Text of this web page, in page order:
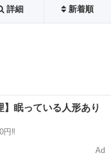
詳細 新着順
】眠っている人形あり
円‼️
Ad